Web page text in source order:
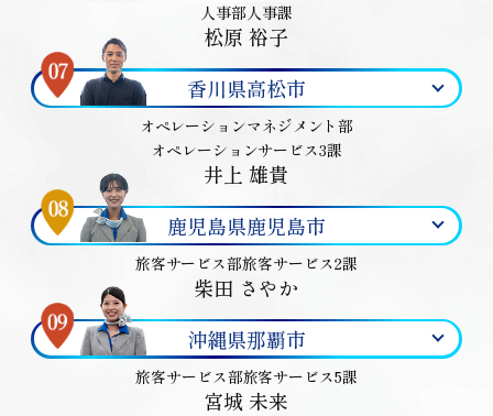
人事部人事課
松原 裕子
香川県高松市
オペレーションマネジメント部
オペレーションサービス3課
井上 雄貴
鹿児島県鹿児島市
旅客サービス部旅客サービス2課
柴田 さやか
沖縄県那覇市
旅客サービス部旅客サービス5課
宮城 未来